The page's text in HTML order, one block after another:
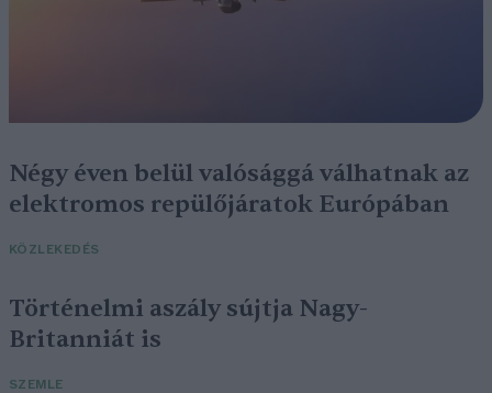
Négy éven belül valósággá válhatnak az
elektromos repülőjáratok Európában
KÖZLEKEDÉS
Történelmi aszály sújtja Nagy-
Britanniát is
SZEMLE